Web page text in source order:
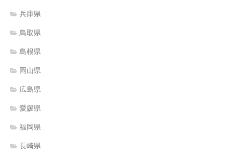
兵庫県
鳥取県
島根県
岡山県
広島県
愛媛県
福岡県
長崎県